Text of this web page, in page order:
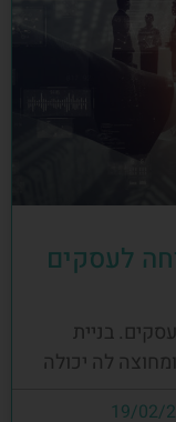
לעסקים
בניית
לה יכולה